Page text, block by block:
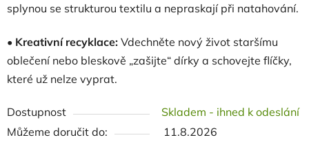
splynou se strukturou textilu a nepraskají při natahování.
• Kreativní recyklace: Vdechněte nový život staršímu
oblečení nebo bleskově „zašijte“ dírky a schovejte flíčky,
které už nelze vyprat.
Dostupnost
Skladem - ihned k odeslání
Můžeme doručit do:
11.8.2026